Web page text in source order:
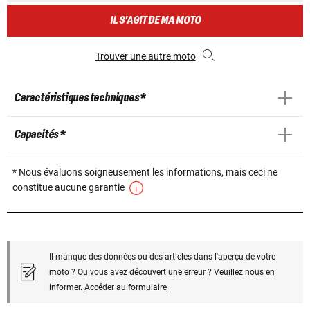
IL S'AGIT DE MA MOTO
Trouver une autre moto
Caractéristiques techniques *
Capacités *
* Nous évaluons soigneusement les informations, mais ceci ne
constitue aucune garantie
Il manque des données ou des articles dans l'aperçu de votre
moto ? Ou vous avez découvert une erreur ? Veuillez nous en
informer. Accéder au formulaire